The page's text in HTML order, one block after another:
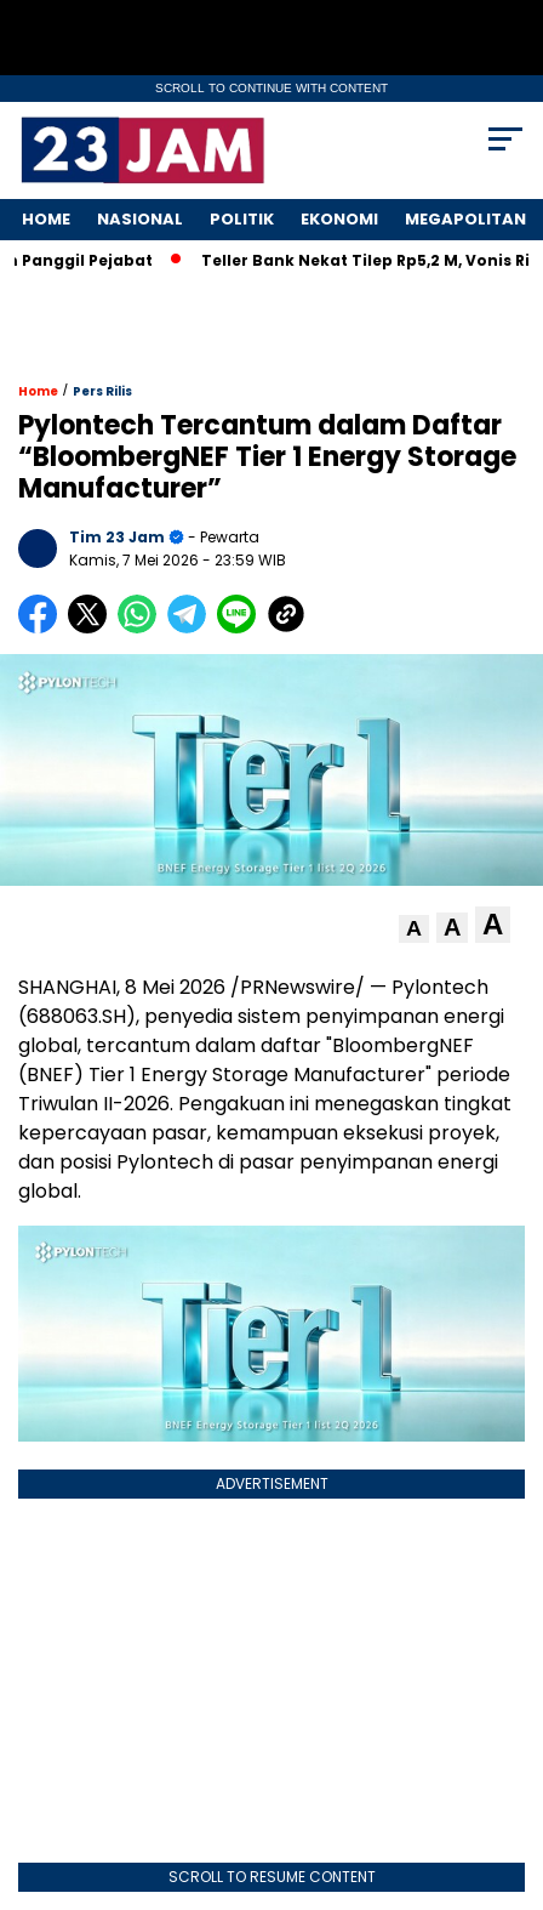
SCROLL TO CONTINUE WITH CONTENT
HOME NASIONAL POLITIK EKONOMI MEGAPOLITAN
Pejabat Teller Bank Nekat Tilep Rp5,2 M, Vonis
Home / Pers Rilis
Pylontech Tercantum dalam Daftar
“BloombergNEF Tier 1 Energy Storage
Manufacturer”
Tim 23 Jam
- Pewarta
Kamis, 7 Mei 2026 - 23:59 WIB
A A A
SHANGHAI,8 Mei 2026 /PRNewswire/ — Pylontech
(688063.SH), penyedia sistem penyimpanan energi
global, tercantum dalam daftar "BloombergNEF
(BNEF) Tier 1 Energy Storage Manufacturer" periode
Triwulan II-2026. Pengakuan ini menegaskan tingkat
kepercayaan pasar, kemampuan eksekusi proyek,
dan posisi Pylontech di pasar penyimpanan energi
global.
ADVERTISEMENT
SCROLL TO RESUME CONTENT